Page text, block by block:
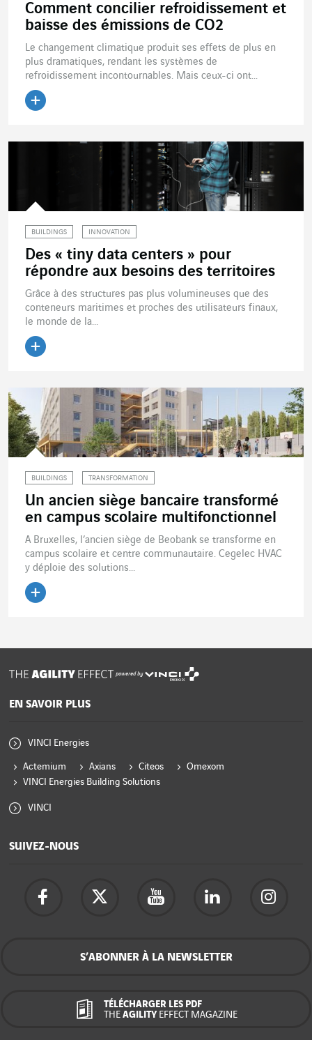
Comment concilier refroidissement et
baisse des émissions de CO2
Le changement climatique produit ses effets de plus en
plus dramatiques, rendant les systèmes de
refroidissement incontournables. Mais ceux-ci ont...
BUILDINGS INNOVATION
Des « tiny data centers » pour
répondre aux besoins des territoires
Grâce à des structures pas plus volumineuses que des
conteneurs maritimes et proches des utilisateurs finaux,
le monde de la...
BUILDINGS TRANSFORMATION
Un ancien siège bancaire transformé
en campus scolaire multifonctionnel
A Bruxelles, l’ancien siège de Beobank se transforme en
campus scolaire et centre communautaire. Cegelec HVAC
y déploie des solutions...
powered by
EN SAVOIR PLUS
VINCI Energies
Actemium Axians Citeos
Omexom
VINCI Energies Building Solutions
VINCI
SUIVEZ-NOUS
S’ABONNER À LA NEWSLETTER
TÉLÉCHARGER LES PDF
THE AGILITY EFFECT MAGAZINE